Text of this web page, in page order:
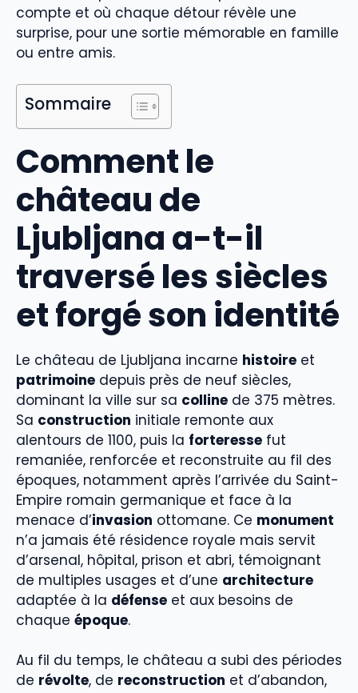
compte et où chaque détour révèle une
surprise, pour une sortie mémorable en famille
ou entre amis.
Sommaire
Comment le
château de
Ljubljana a-t-il
traversé les siècles
et forgé son identité
Le château de Ljubljana incarne histoire et
patrimoine depuis près de neuf siècles,
dominant la ville sur sa colline de 375 mètres.
Sa construction initiale remonte aux
alentours de 1100, puis la forteresse fut
remaniée, renforcée et reconstruite au fil des
époques, notamment après l’arrivée du Saint-
Empire romain germanique et face à la
menace d’invasion ottomane. Ce monument
n’a jamais été résidence royale mais servit
d’arsenal, hôpital, prison et abri, témoignant
de multiples usages et d’une architecture
adaptée à la défense et aux besoins de
chaque époque.
Au fil du temps, le château a subi des périodes
de révolte, de reconstruction et d’abandon,